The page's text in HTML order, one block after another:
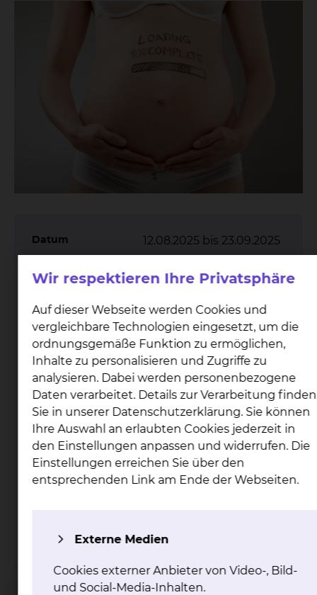
Datum 12.08.2025 bis 23.09.2025
Uhrzeit
Eltern
Veranstaltungsort
Elternschule Klinikum
Braunschweig
Celler Strasse 38
38114 Braunschweig
Kurzbeschreibung
Im
Geburtsvorbereitungskurs
können sich die
Schwangeren auf die
Geburt ihres Kindes und
Geburtsphasen und
Geburtspositionen
- Atem-und
Wir respektieren Ihre Privatsphäre
Auf dieser Webseite werden Cookies und
vergleichbare Technologien eingesetzt, um die
ordnungsgemäße Funktion zu ermöglichen,
Inhalte zu personalisieren und Zugriffe zu
analysieren. Dabei werden personenbezogene
Daten verarbeitet. Details zur Verarbeitung finden
Sie in unserer Datenschutzerklärung. Sie können
Ihre Auswahl an erlaubten Cookies jederzeit in
den Einstellungen anpassen und widerrufen. Die
Einstellungen erreichen Sie über den
entsprechenden Link am Ende der Webseiten.
Externe Medien
Cookies externer Anbieter von Video-, Bild-
und Social-Media-Inhalten.